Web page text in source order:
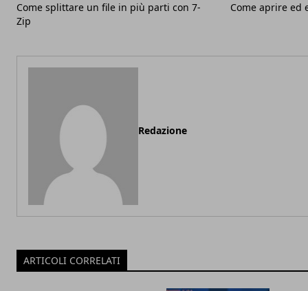
Come splittare un file in più parti con 7-
Zip
Come aprire ed
Redazione
ARTICOLI CORRELATI